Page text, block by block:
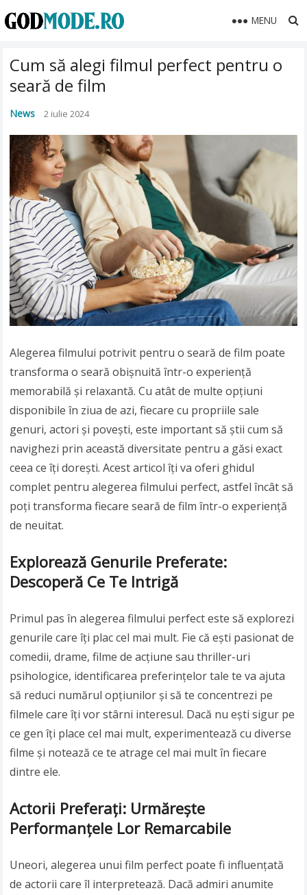
MENU
Cum să alegi filmul perfect pentru o
seară de film
News 2 iulie 2024
Alegerea filmului potrivit pentru o seară de film poate
transforma o seară obișnuită într-o experiență
memorabilă și relaxantă. Cu atât de multe opțiuni
disponibile în ziua de azi, fiecare cu propriile sale
genuri, actori și povești, este important să știi cum să
navighezi prin această diversitate pentru a găsi exact
ceea ce îți dorești. Acest articol îți va oferi ghidul
complet pentru alegerea filmului perfect, astfel încât să
poți transforma fiecare seară de film într-o experiență
de neuitat.
Explorează Genurile Preferate:
Descoperă Ce Te Intrigă
Primul pas în alegerea filmului perfect este să explorezi
genurile care îți plac cel mai mult. Fie că ești pasionat de
comedii, drame, filme de acțiune sau thriller-uri
psihologice, identificarea preferințelor tale te va ajuta
să reduci numărul opțiunilor și să te concentrezi pe
filmele care îți vor stârni interesul. Dacă nu ești sigur pe
ce gen îți place cel mai mult, experimentează cu diverse
filme și notează ce te atrage cel mai mult în fiecare
dintre ele.
Actorii Preferați: Urmărește
Performanțele Lor Remarcabile
Uneori, alegerea unui film perfect poate fi influențată
de actorii care îl interpretează. Dacă admiri anumite